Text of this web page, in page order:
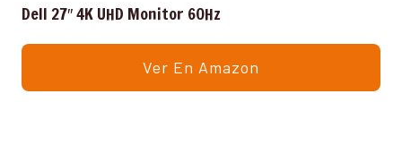
Dell 27″ 4K UHD Monitor 60Hz
Ver En Amazon